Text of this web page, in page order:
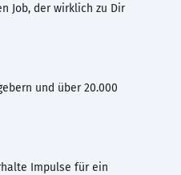
Job, der wirklich zu Dir
und über 20.000
Impulse für ein